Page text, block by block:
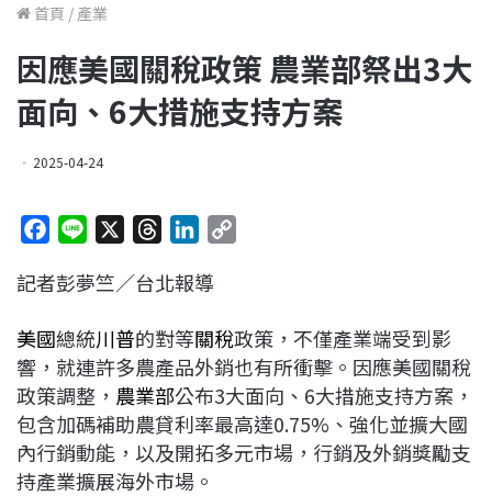
首頁 / 產業
因應美國關稅政策 農業部祭出3大
面向、6大措施支持方案
2025-04-24
c
b
o
o
k
n
r
a
d
s
n
e
d
I
n
L
i
n
k
記者彭夢竺／台北報導
美國總統川普的對等關稅政策，不僅產業端受到影
響，就連許多農產品外銷也有所衝擊。因應美國關稅
政策調整， 農業部公布3大面向、6大措施支持方案，
包含加碼補助農貸利率最高達0.75%、強化並擴大國
內行銷動能，以及開拓多元市場，行銷及外銷獎勵支
持產業擴展海外市場。